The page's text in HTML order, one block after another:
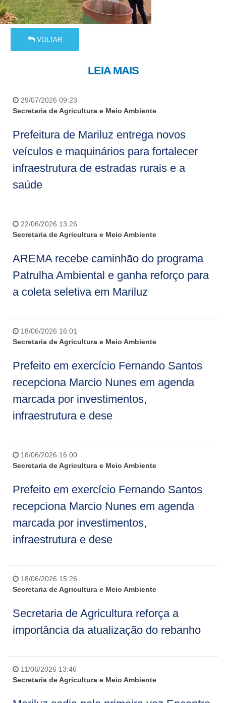
VOLTAR
LEIA MAIS
29/07/2026 09:23
Secretaria de Agricultura e Meio Ambiente
Prefeitura de Mariluz entrega novos
veículos e maquinários para fortalecer
infraestrutura de estradas rurais e a
saúde
22/06/2026 13:26
Secretaria de Agricultura e Meio Ambiente
AREMA recebe caminhão do programa
Patrulha Ambiental e ganha reforço para
a coleta seletiva em Mariluz
18/06/2026 16:01
Secretaria de Agricultura e Meio Ambiente
Prefeito em exercício Fernando Santos
recepciona Marcio Nunes em agenda
marcada por investimentos,
infraestrutura e dese
18/06/2026 16:00
Secretaria de Agricultura e Meio Ambiente
Prefeito em exercício Fernando Santos
recepciona Marcio Nunes em agenda
marcada por investimentos,
infraestrutura e dese
18/06/2026 15:26
Secretaria de Agricultura e Meio Ambiente
Secretaria de Agricultura reforça a
importância da atualização do rebanho
11/06/2026 13:46
Secretaria de Agricultura e Meio Ambiente